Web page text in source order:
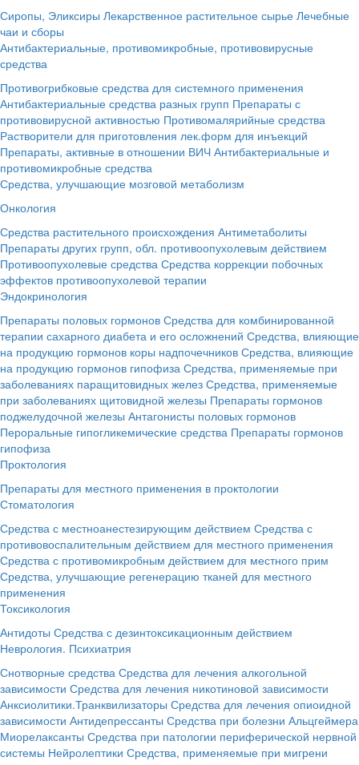
Сиропы, Эликсиры Лекарственное растительное сырье Лечебные
чаи и сборы
Антибактериальные, противомикробные, противовирусные
средства
Противогрибковые средства для системного применения
Антибактериальные средства разных групп Препараты с
противовирусной активностью Противомалярийные средства
Растворители для приготовления лек.форм для инъекций
Препараты, активные в отношении ВИЧ Антибактериальные и
противомикробные средства
Средства, улучшающие мозговой метаболизм
Онкология
Средства растительного происхождения Антиметаболиты
Препараты других групп, обл. противоопухолевым действием
Противоопухолевые средства Средства коррекции побочных
эффектов противоопухолевой терапии
Эндокринология
Препараты половых гормонов Средства для комбинированной
терапии сахарного диабета и его осложнений Средства, влияющие
на продукцию гормонов коры надпочечников Средства, влияющие
на продукцию гормонов гипофиза Средства, применяемые при
заболеваниях паращитовидных желез Средства, применяемые
при заболеваниях щитовидной железы Препараты гормонов
поджелудочной железы Антагонисты половых гормонов
Пероральные гипогликемические средства Препараты гормонов
гипофиза
Проктология
Препараты для местного применения в проктологии
Стоматология
Средства с местноанестезирующим действием Средства с
противовоспалительным действием для местного применения
Средства с противомикробным действием для местного прим
Средства, улучшающие регенерацию тканей для местного
применения
Токсикология
Антидоты Средства с дезинтоксикационным действием
Неврология. Психиатрия
Снотворные средства Средства для лечения алкогольной
зависимости Средства для лечения никотиновой зависимости
Анксиолитики.Транквилизаторы Средства для лечения опиоидной
зависимости Антидепрессанты Средства при болезни Альцгеймера
Миорелаксанты Средства при патологии периферической нервной
системы Нейролептики Средства, применяемые при мигрени